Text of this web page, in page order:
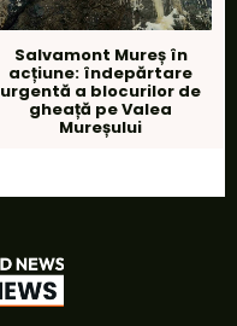
Salvamont Mureș în
acțiune: îndepărtare
urgentă a blocurilor de
gheață pe Valea
Mureșului